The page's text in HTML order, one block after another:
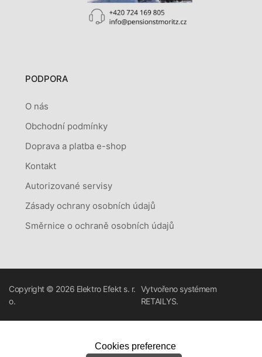
PODPORA
O nás
Obchodní podmínky
Doprava a platba e-shop
Kontakt
Autorizované servisy
Zásady ochrany osobních údajů
Směrnice o ochraně osobních údajů
Copyright © 2026 Elektro Efekt s. r.
o.
Vytvořeno systémem
RETAILYS.
Cookies preference